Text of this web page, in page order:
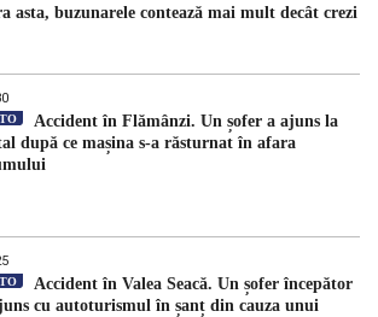
asta, buzunarele contează mai mult decât crezi
Accident în Flămânzi. Un șofer a ajuns la
după ce mașina s-a răsturnat în afara
Accident în Valea Seacă. Un șofer începător
cu autoturismul în șanț din cauza unui